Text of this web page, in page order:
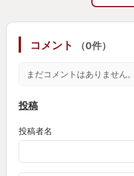
投げる、シューティング
キングごとに攻撃方法
戦わせることも出来、勝
コメント （0件）
まだコメントはありません。
投稿
投稿者名